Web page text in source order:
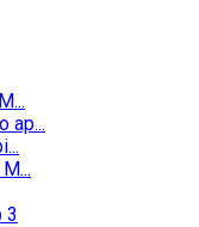
ap...
3